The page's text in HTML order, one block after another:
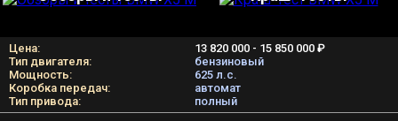
Цена:
13 820 000 - 15 850 000 ₽
Тип двигателя:
бензиновый
Мощность:
625 л.c.
Коробка передач:
автомат
Тип привода:
полный